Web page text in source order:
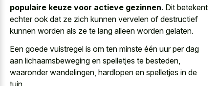
populaire keuze voor actieve gezinnen. Dit betekent
echter ook dat ze zich kunnen vervelen of destructief
kunnen worden als ze te lang alleen worden gelaten.
Een goede vuistregel is om ten minste één uur per dag
aan lichaamsbeweging en spelletjes te besteden,
waaronder wandelingen, hardlopen en spelletjes in de
tuin.